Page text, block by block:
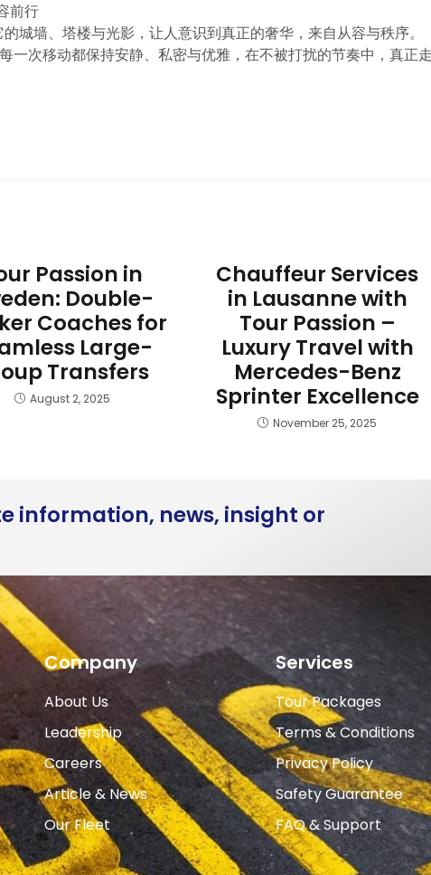
前行
城墙、塔楼与光影，让人意识到真正的奢华，来自从容与秩序。
一次移动都保持安静、私密与优雅，在不被打扰的节奏中，真正
Passion in
Double-
Coaches for
Large-
Transfers
August 2, 2025
Chauffeur Services
in Lausanne with
Tour Passion –
Luxury Travel with
Mercedes-Benz
Sprinter Excellence
November 25, 2025
information, news, insight or
Company
About Us
Leadership
Careers
Article & News
Our Fleet
Services
Tour Packages
Terms & Conditions
Privacy Policy
Safety Guarantee
FAQ & Support